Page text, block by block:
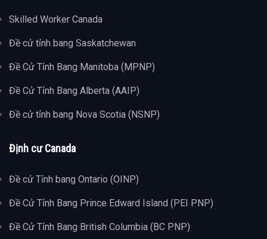
Skilled Worker Canada
Đề cử tỉnh bang Saskatchewan
Đề Cử Tỉnh Bang Manitoba (MPNP)
Đề Cử Tỉnh Bang Alberta (AAIP)
Đề cử tỉnh bang Nova Scotia (NSNP)
Định cư Canada
Đề cử Tỉnh bang Ontario (OINP)
Đề Cử Tỉnh Bang Prince Edward Island (PEI PNP)
Đề Cử Tỉnh Bang British Columbia (BC PNP)